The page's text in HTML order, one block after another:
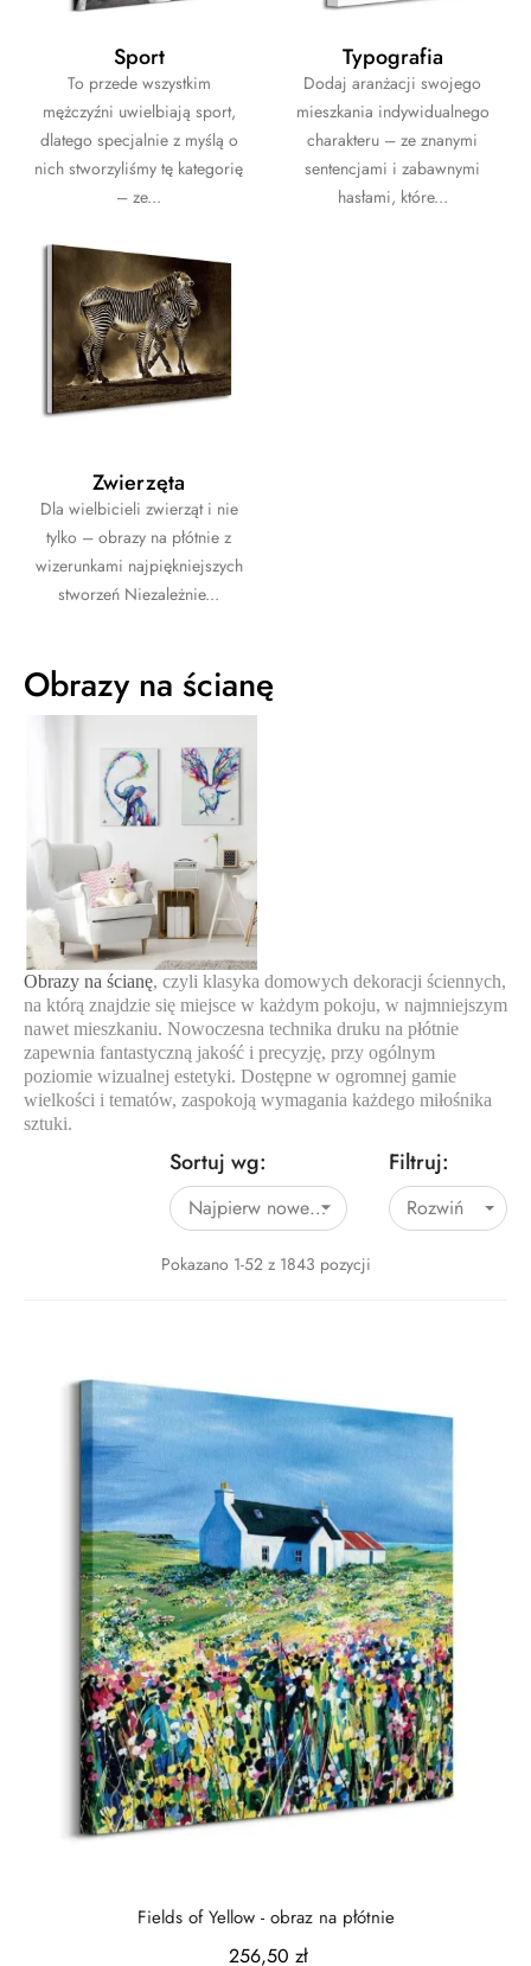
Sport
To przede wszystkim
mężczyźni uwielbiają sport,
dlatego specjalnie z myślą o
nich stworzyliśmy tę kategorię
– ze...
Typografia
Dodaj aranżacji swojego
mieszkania indywidualnego
charakteru – ze znanymi
sentencjami i zabawnymi
hasłami, które...
Zwierzęta
Dla wielbicieli zwierząt i nie
tylko – obrazy na płótnie z
wizerunkami najpiękniejszych
stworzeń Niezależnie...
Obrazy na ścianę
Obrazy na ścianę, czyli klasyka domowych dekoracji ściennych,
na którą znajdzie się miejsce w każdym pokoju, w najmniejszym
nawet mieszkaniu. Nowoczesna technika druku na płótnie
zapewnia fantastyczną jakość i precyzję, przy ogólnym
poziomie wizualnej estetyki. Dostępne w ogromnej gamie
wielkości i tematów, zaspokoją wymagania każdego miłośnika
sztuki.
Sortuj wg:
Najpierw nowe produkty

Pokazano 1-52 z 1843 pozycji
Filtruj:
Rozwiń
Fields of Yellow - obraz na płótnie
256,50 zł